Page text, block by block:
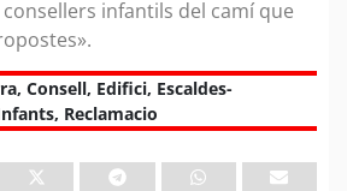
infantils del camí que
, Consell, Edifici, Escaldes-
, Reclamacio